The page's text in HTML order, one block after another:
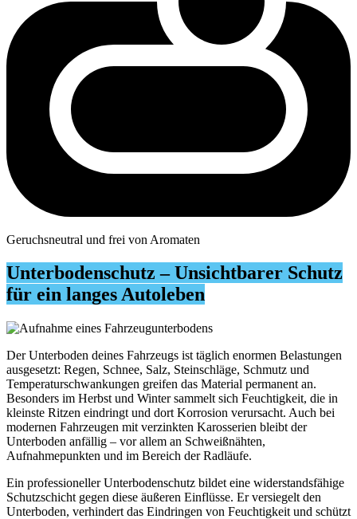
Geruchsneutral und frei von Aromaten
Unterbodenschutz – Unsichtbarer Schutz
für ein langes Autoleben
Der Unterboden deines Fahrzeugs ist täglich enormen Belastungen
ausgesetzt: Regen, Schnee, Salz, Steinschläge, Schmutz und
Temperaturschwankungen greifen das Material permanent an.
Besonders im Herbst und Winter sammelt sich Feuchtigkeit, die in
kleinste Ritzen eindringt und dort Korrosion verursacht. Auch bei
modernen Fahrzeugen mit verzinkten Karosserien bleibt der
Unterboden anfällig – vor allem an Schweißnähten,
Aufnahmepunkten und im Bereich der Radläufe.
Ein professioneller Unterbodenschutz bildet eine widerstandsfähige
Schutzschicht gegen diese äußeren Einflüsse. Er versiegelt den
Unterboden, verhindert das Eindringen von Feuchtigkeit und schützt